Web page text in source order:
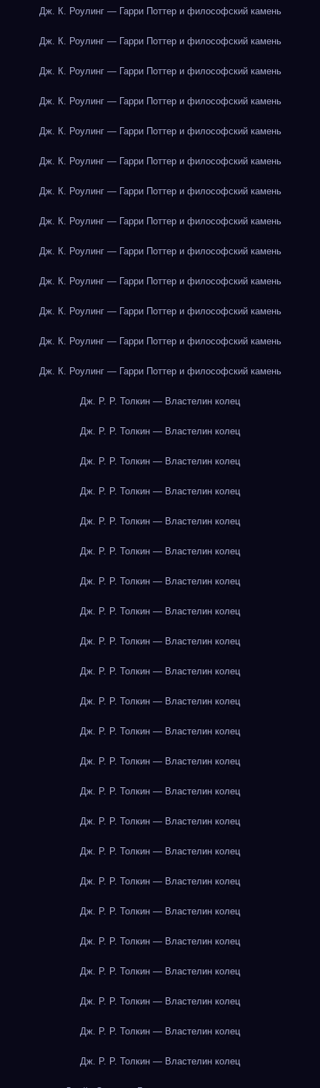
Дж. К. Роулинг — Гарри Поттер и философский камень
Дж. К. Роулинг — Гарри Поттер и философский камень
Дж. К. Роулинг — Гарри Поттер и философский камень
Дж. К. Роулинг — Гарри Поттер и философский камень
Дж. К. Роулинг — Гарри Поттер и философский камень
Дж. К. Роулинг — Гарри Поттер и философский камень
Дж. К. Роулинг — Гарри Поттер и философский камень
Дж. К. Роулинг — Гарри Поттер и философский камень
Дж. К. Роулинг — Гарри Поттер и философский камень
Дж. К. Роулинг — Гарри Поттер и философский камень
Дж. К. Роулинг — Гарри Поттер и философский камень
Дж. К. Роулинг — Гарри Поттер и философский камень
Дж. К. Роулинг — Гарри Поттер и философский камень
Дж. Р. Р. Толкин — Властелин колец
Дж. Р. Р. Толкин — Властелин колец
Дж. Р. Р. Толкин — Властелин колец
Дж. Р. Р. Толкин — Властелин колец
Дж. Р. Р. Толкин — Властелин колец
Дж. Р. Р. Толкин — Властелин колец
Дж. Р. Р. Толкин — Властелин колец
Дж. Р. Р. Толкин — Властелин колец
Дж. Р. Р. Толкин — Властелин колец
Дж. Р. Р. Толкин — Властелин колец
Дж. Р. Р. Толкин — Властелин колец
Дж. Р. Р. Толкин — Властелин колец
Дж. Р. Р. Толкин — Властелин колец
Дж. Р. Р. Толкин — Властелин колец
Дж. Р. Р. Толкин — Властелин колец
Дж. Р. Р. Толкин — Властелин колец
Дж. Р. Р. Толкин — Властелин колец
Дж. Р. Р. Толкин — Властелин колец
Дж. Р. Р. Толкин — Властелин колец
Дж. Р. Р. Толкин — Властелин колец
Дж. Р. Р. Толкин — Властелин колец
Дж. Р. Р. Толкин — Властелин колец
Дж. Р. Р. Толкин — Властелин колец